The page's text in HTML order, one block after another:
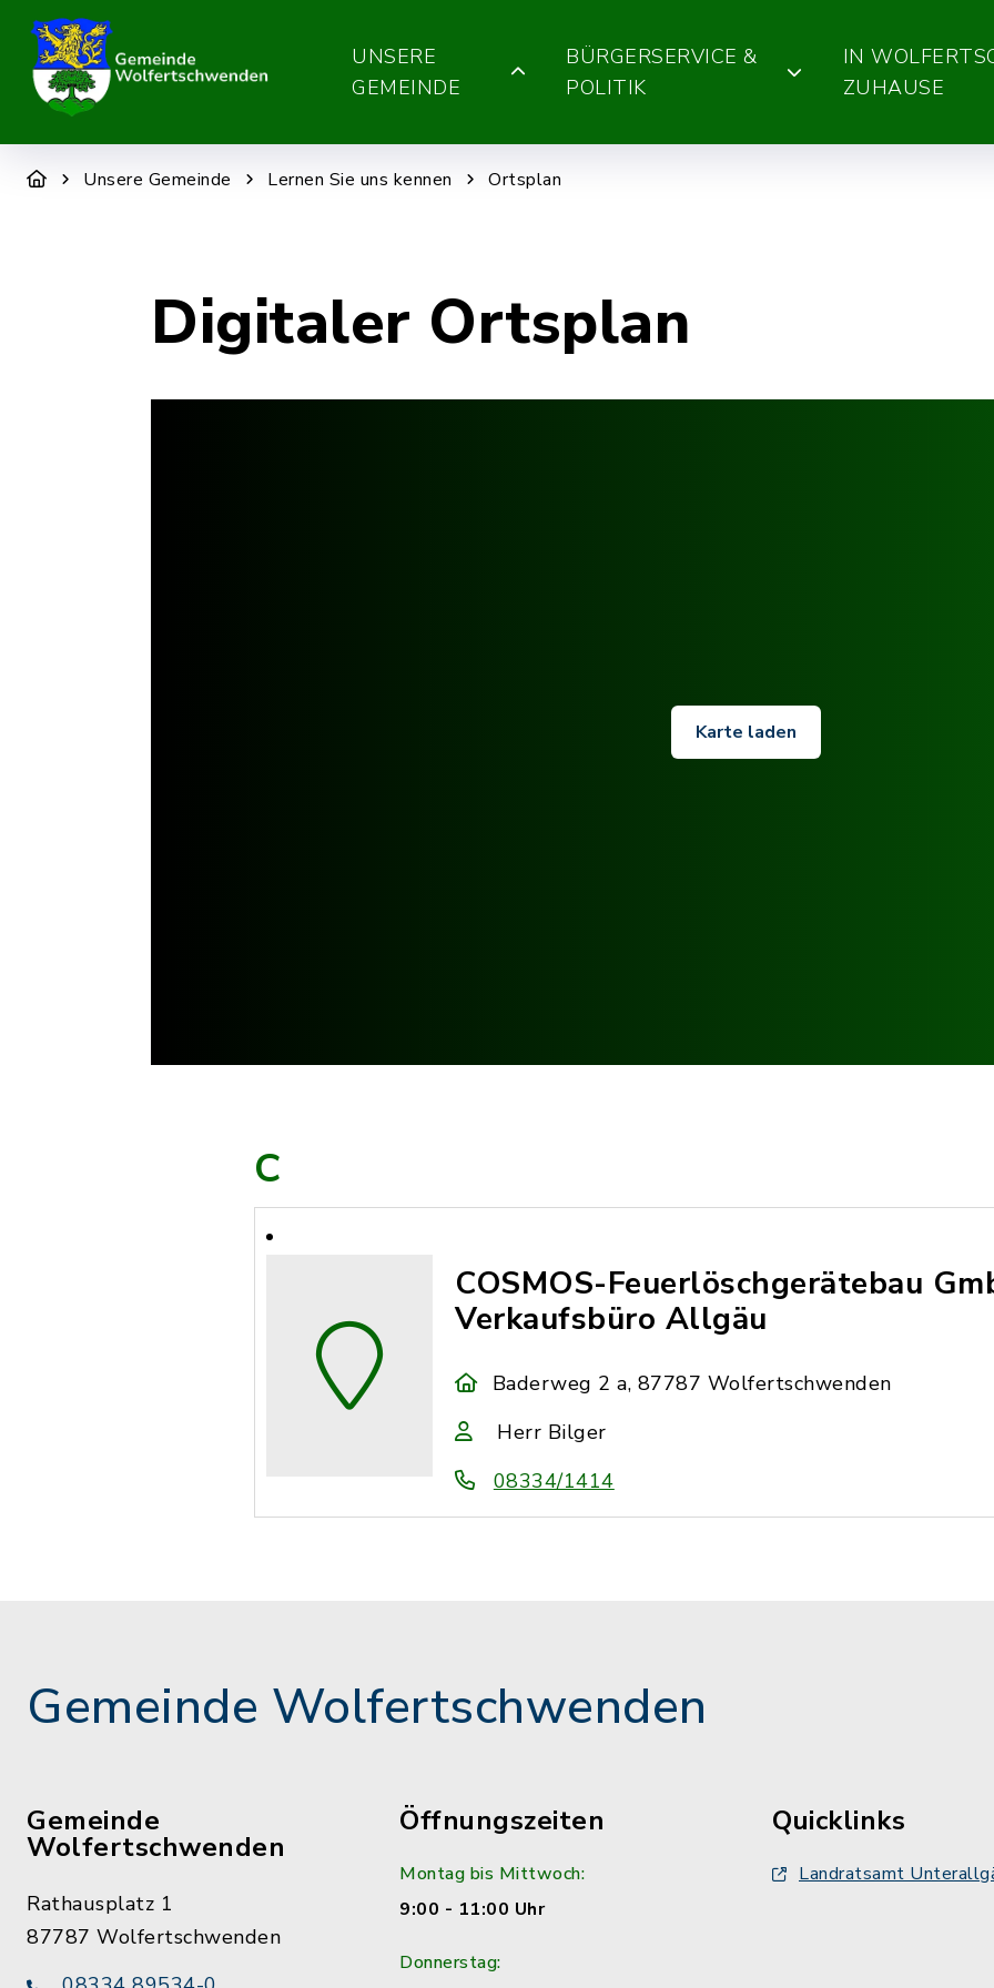
UNSERE
GEMEINDE
BÜRGERSERVICE &
POLITIK
IN
ZUHAUSE
Unsere Gemeinde Lernen Sie uns kennen Ortsplan
Digitaler Ortsplan
Karte laden
C
COSMOS-Feuerlöschgerätebau
Verkaufsbüro Allgäu
Baderweg 2 a, 87787 Wolfertschwenden
Herr Bilger
08334/1414
Gemeinde Wolfertschwenden
Gemeinde
Wolfertschwenden
Rathausplatz 1
87787 Wolfertschwenden
Öffnungszeiten
Montag bis Mittwoch:
9:00 - 11:00 Uhr
Donnerstag:
Quicklinks
Landratsamt